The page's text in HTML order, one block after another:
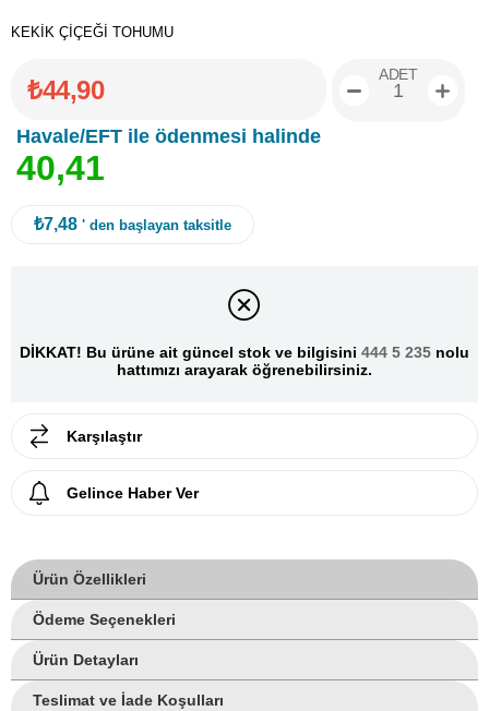
KEKİK ÇİÇEĞİ TOHUMU
₺44,90
Havale/EFT ile ödenmesi halinde
40,41
ADET
₺7,48 ' den başlayan taksitle
DİKKAT! Bu ürüne ait güncel stok ve bilgisini 444 5 235 nolu
hattımızı arayarak öğrenebilirsiniz.
Karşılaştır
Gelince Haber Ver
Ürün Özellikleri
Ödeme Seçenekleri
Ürün Detayları
Teslimat ve İade Koşulları